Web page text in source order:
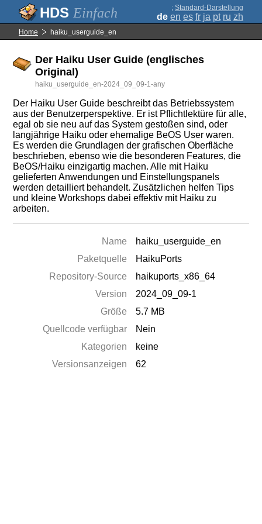
Einfach ; Standard-Darstellung
de en es fr ja pt ru zh
Home haiku_userguide_en
Der Haiku User Guide (englisches
Original)
haiku_userguide_en-2024_09_09-1-any
Der Haiku User Guide beschreibt das Betriebssystem
aus der Benutzerperspektive. Er ist Pflichtlektüre für alle,
egal ob sie neu auf das System gestoßen sind, oder
langjährige Haiku oder ehemalige BeOS User waren.
Es werden die Grundlagen der grafischen Oberfläche
beschrieben, ebenso wie die besonderen Features, die
BeOS/Haiku einzigartig machen. Alle mit Haiku
gelieferten Anwendungen und Einstellungspanels
werden detailliert behandelt. Zusätzlichen helfen Tips
und kleine Workshops dabei effektiv mit Haiku zu
arbeiten.
Name
haiku_userguide_en
Paketquelle
HaikuPorts
Repository-Source
haikuports_x86_64
Version
2024_09_09-1
Größe
5.7 MB
Quellcode verfügbar
Nein
Kategorien
keine
Versionsanzeigen
62